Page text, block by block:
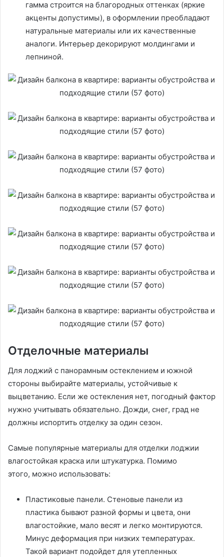
гамма строится на благородных оттенках (яркие
акценты допустимы), в оформлении преобладают
натуральные материалы или их качественные
аналоги. Интерьер декорируют молдингами и
лепниной.
Отделочные материалы
Для лоджий с панорамным остеклением и южной
стороны выбирайте материалы, устойчивые к
выцветанию. Если же остекления нет, погодный фактор
нужно учитывать обязательно. Дожди, снег, град не
должны испортить отделку за один сезон.
Самые популярные материалы для отделки лоджии
влагостойкая краска или штукатурка. Помимо
этого, можно использовать:
Пластиковые панели. Стеновые панели из
пластика бывают разной формы и цвета, они
влагостойкие, мало весят и легко монтируются.
Минус деформация при низких температурах.
Такой вариант подойдет для утепленных